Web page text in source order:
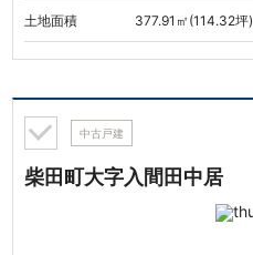
土地面積 377.91㎡(114.32坪)
中古戸建
柴田町大字入間田中居